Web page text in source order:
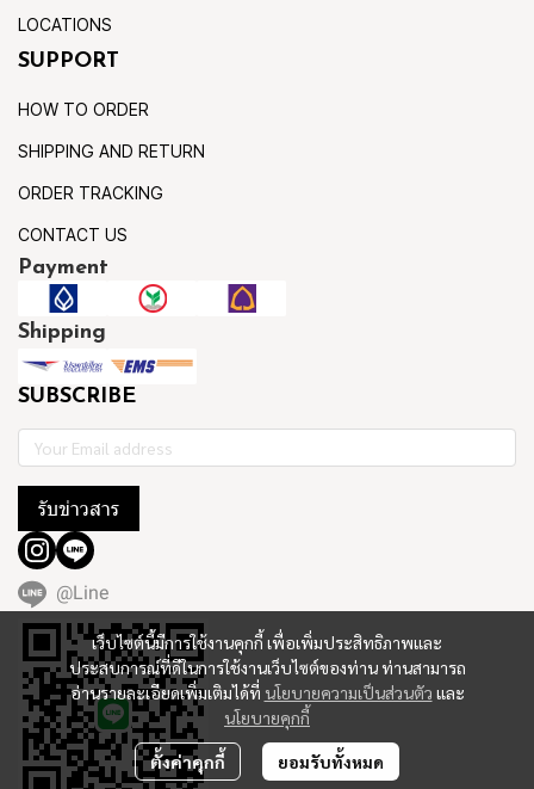
เว็บไซต์นี้มีการใช้งานคุกกี้ เพื่อเพิ่มประสิทธิภาพและ
ประสบการณ์ที่ดีในการใช้งานเว็บไซต์ของท่าน ท่านสามารถ
อ่านรายละเอียดเพิ่มเติมได้ที่ นโยบายความเป็นส่วนตัว และ
นโยบายคุกกี้
ตั้งค่าคุกกี้ ยอมรับทั้งหมด
LOCATIONS
SUPPORT
HOW TO ORDER
SHIPPING AND RETURN
ORDER TRACKING
CONTACT US
Payment
Shipping
SUBSCRIBE
รับข่าวสาร
@Line